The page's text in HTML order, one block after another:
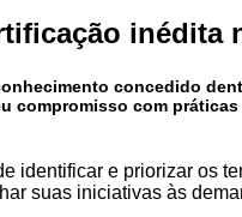
concedido
com
e priorizar os
suas iniciativas às